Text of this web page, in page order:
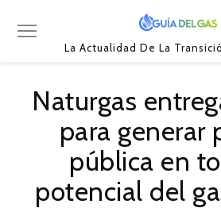
La Actualidad De La
Naturgas
para generar
pública en
potencial del